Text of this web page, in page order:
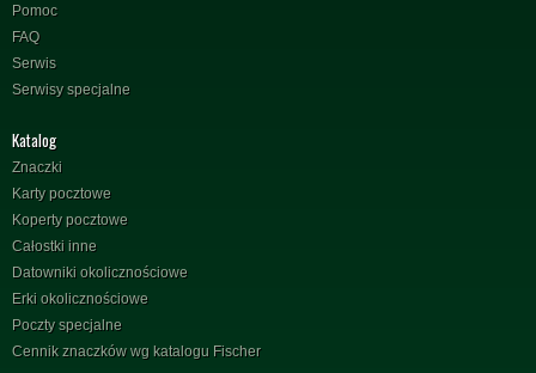
Pomoc
FAQ
Serwis
Serwisy specjalne
Katalog
Znaczki
Karty pocztowe
Koperty pocztowe
Całostki inne
Datowniki okolicznościowe
Erki okolicznościowe
Poczty specjalne
Cennik znaczków wg katalogu Fischer